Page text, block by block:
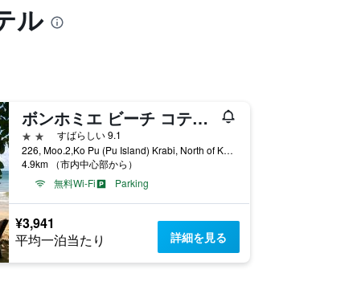
ル
ボンホミエ ビーチ コテージズ
2つ星
すばらしい 9.1
226, Moo.2,Ko Pu (Pu Island) Krabi, North of Ko Jum, ジュム島, タイ
4.9km （市内中心部から）
無料Wi-Fi
Parking
¥3,941
平均一泊当たり 詳細を見る